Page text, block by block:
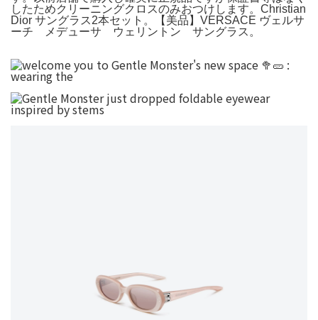
したためクリーニングクロスのみおつけします。Christian
Dior サングラス2本セット。【美品】VERSACE ヴェルサ
ーチ メデューサ ウェリントン サングラス。